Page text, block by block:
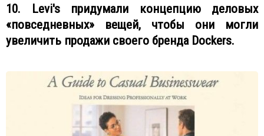
10. Levi's придумали концепцию деловых
«повседневных» вещей, чтобы они могли
увеличить продажи своего бренда Dockers.